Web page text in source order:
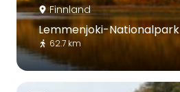
Finnland
Lemmenjoki-Nationalpark
62.7 km